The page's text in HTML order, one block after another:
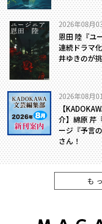
2026年08月
恩田 陸『ユ
連続ドラマ
井ゆきのが
2026年08月
【
介】綿原 芹
ージ『予言
さん！
も